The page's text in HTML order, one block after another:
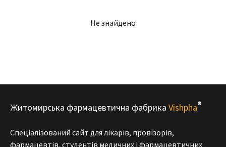
Не знайдено
Житомирська фармацевтична фабрика Vishpha®
Спеціалізований сайт для лікарів, провізорів,
фармацевтів, студентів медичних і фармацевтичних